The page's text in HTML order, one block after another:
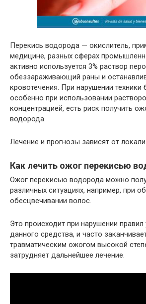
Перекись водорода — окислитель,
медицине, разных сферах
активно используется 3% раствор
обеззараживающий раны и
кровотечения. При нарушении техники
особенно при использовании
концентрацией, есть риск получить
водорода.
Лечение и прогнозы зависят от
Как лечить ожог перекисью
Ожог перекисью водорода можно
различных ситуациях, например, при
обесцвечивании волос.
Это происходит при нарушении правил
данного средства, и часто
травматическим ожогом высокой
затрудняет дальнейшее лечение.